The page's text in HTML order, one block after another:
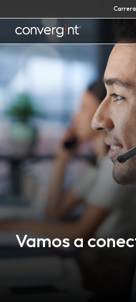
to
contentHome
Vamos a